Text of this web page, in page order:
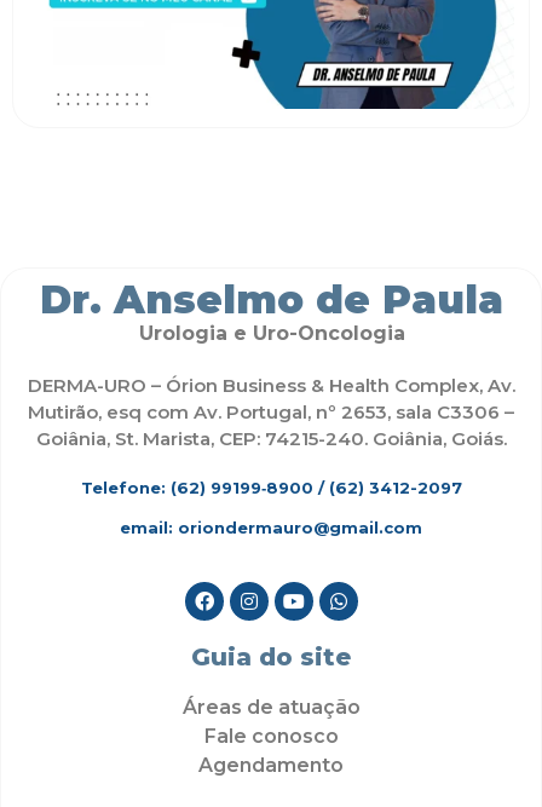
Dr. Anselmo de Paula
Urologia e Uro-Oncologia
DERMA-URO – Órion Business & Health Complex, Av.
Mutirão, esq com Av. Portugal, nº 2653, sala C3306 –
Goiânia, St. Marista, CEP: 74215-240. Goiânia, Goiás.
Telefone: (62) 99199‑8900 / (62) 3412-2097
email: oriondermauro@gmail.com
Guia do site
Áreas de atuação
Fale conosco
Agendamento